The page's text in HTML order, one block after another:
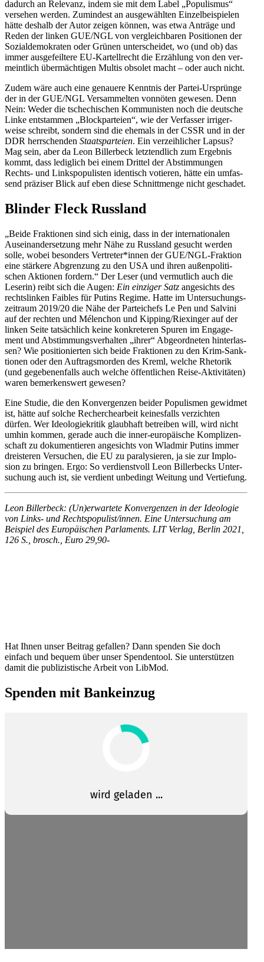
dadurch an Rele­vanz, indem sie mit dem Label „Popu­lis­mus“
ver­se­hen werden. Zumin­dest an aus­ge­wähl­ten Ein­zel­bei­spie­len
hätte deshalb der Autor zeigen können, was etwa Anträge und
Reden der linken GUE/​​NGL von ver­gleich­ba­ren Posi­tio­nen der
Sozi­al­de­mo­kra­ten oder Grünen unter­schei­det, wo (und ob) das
immer aus­ge­feil­tere EU-Kar­tel­l­­recht die Erzäh­lung von den ver­
meint­lich über­mäch­ti­gen Multis obsolet macht – oder auch nicht.
Zudem wäre auch eine genauere Kennt­nis der Partei-Ursprünge
der in der GUE/​​NGL Ver­sam­mel­ten von­nö­ten gewesen. Denn
Nein: Weder die tsche­chi­schen Kom­mu­nis­ten noch die deut­sche
Linke ent­stam­men „Block­par­teien“, wie der Ver­fas­ser irri­ger­
weise schreibt, sondern sind die ehemals in der CSSR und in der
DDR herr­schen­den Staats­par­teien. Ein ver­zeih­li­cher Lapsus?
Mag sein, aber da Leon Bil­ler­beck letzt­end­lich zum Ergeb­nis
kommt, dass ledig­lich bei einem Drittel der Abstim­mun­gen
Rechts- und Links­po­pu­lis­ten iden­tisch votie­ren, hätte ein umfas­
send prä­zi­ser Blick auf eben diese Schnitt­menge nicht geschadet.
Blinder Fleck Russland
„Beide Frak­tio­nen sind sich einig, dass in der inter­na­tio­na­len
Aus­ein­an­der­set­zung mehr Nähe zu Russ­land gesucht werden
solle, wobei beson­ders Vertreter*innen der GUE/NGL-Frak­tion
eine stär­kere Abgren­zung zu den USA und ihren außen­po­li­ti­
schen Aktio­nen fordern.“ Der Leser (und ver­mut­lich auch die
Leserin) reibt sich die Augen: Ein ein­zi­ger Satz ange­sichts des
rechts­lin­ken Faibles für Putins Regime. Hatte im Unter­su­chungs­
zeit­raum 2019/​​20 die Nähe der Par­tei­chefs Le Pen und Salvini
auf der rechten und Mélen­chon und Kipping/​​Riexinger auf der
linken Seite tat­säch­lich keine kon­kre­te­ren Spuren im Enga­ge­
ment und Abstim­mungs­ver­hal­ten „ihrer“ Abge­ord­ne­ten hin­ter­las­
sen? Wie posi­tio­nier­ten sich beide Frak­tio­nen zu den Krim-Sank­­
tio­nen oder den Auf­trags­mor­den des Kreml, welche Rhe­to­rik
(und gege­be­nen­falls auch welche öffent­li­chen Reise-Akti­­vi­­tä­ten)
waren bemer­kens­wert gewesen?
Eine Studie, die den Kon­ver­gen­zen beider Popu­lis­men gewid­met
ist, hätte auf solche Recher­che­ar­beit kei­nes­falls ver­zich­ten
dürfen. Wer Ideo­lo­gie­kri­tik glaub­haft betrei­ben will, wird nicht
umhin kommen, gerade auch die inner-euro­­päi­sche Kom­pli­zen­
schaft zu doku­men­tie­ren ange­sichts von Wladmir Putins immer
dreis­te­ren Ver­su­chen, die EU zu para­ly­sie­ren, ja sie zur Implo­
sion zu bringen. Ergo: So ver­dienst­voll Leon Bil­ler­becks Unter­
su­chung auch ist, sie ver­dient unbe­dingt Weitung und Vertiefung.
Leon Bil­ler­beck: (Un)erwartete Kon­ver­gen­zen in der Ideo­lo­gie
von Links- und Rechtspopulist/​​innen. Eine Unter­su­chung am
Bei­spiel des Euro­päi­schen Par­la­ments. LIT Verlag, Berlin 2021,
126 S., brosch., Euro 29,90-
Hat Ihnen unser Beitrag gefallen? Dann spenden Sie doch
einfach und bequem über unser Spendentool. Sie unter­stützen
damit die publi­zis­tische Arbeit von LibMod.
Spenden mit Bankeinzug